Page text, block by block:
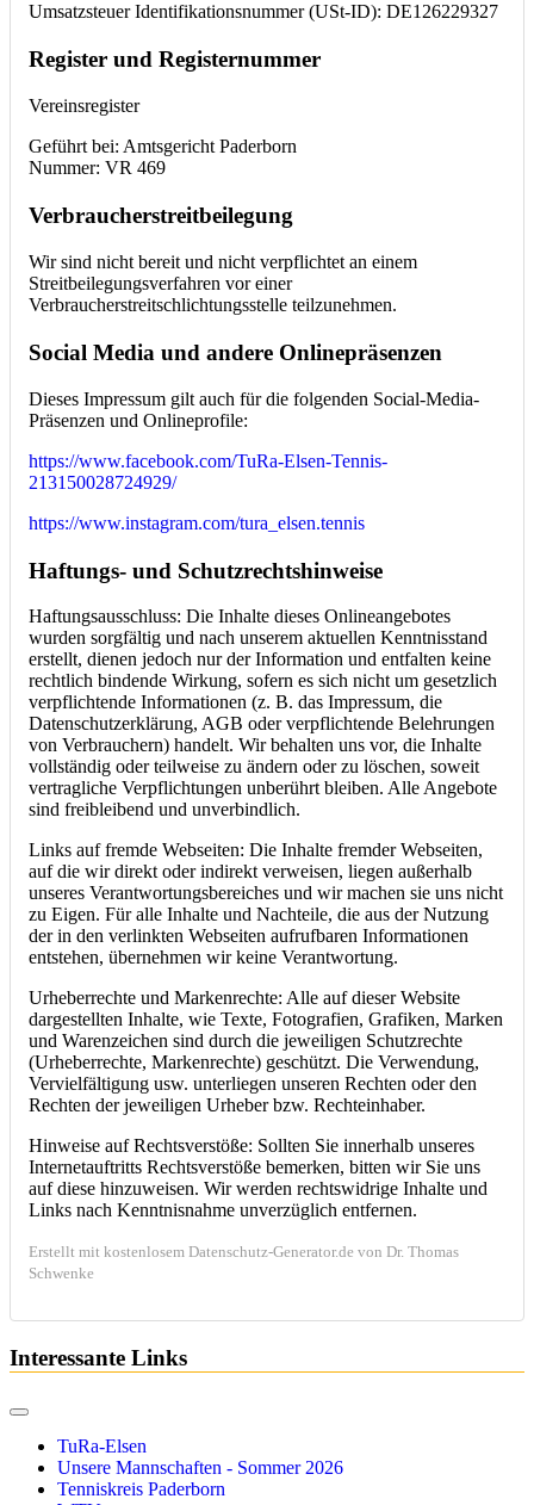
Umsatzsteuer Identifikationsnummer (USt-ID): DE126229327
Register und Registernummer
Vereinsregister
Geführt bei: Amtsgericht Paderborn
Nummer: VR 469
Verbraucherstreitbeilegung
Wir sind nicht bereit und nicht verpflichtet an einem
Streitbeilegungsverfahren vor einer
Verbraucherstreitschlichtungsstelle teilzunehmen.
Social Media und andere Onlinepräsenzen
Dieses Impressum gilt auch für die folgenden Social-Media-
Präsenzen und Onlineprofile:
https://www.facebook.com/TuRa-Elsen-Tennis-
213150028724929/
https://www.instagram.com/tura_elsen.tennis
Haftungs- und Schutzrechtshinweise
Haftungsausschluss: Die Inhalte dieses Onlineangebotes
wurden sorgfältig und nach unserem aktuellen Kenntnisstand
erstellt, dienen jedoch nur der Information und entfalten keine
rechtlich bindende Wirkung, sofern es sich nicht um gesetzlich
verpflichtende Informationen (z. B. das Impressum, die
Datenschutzerklärung, AGB oder verpflichtende Belehrungen
von Verbrauchern) handelt. Wir behalten uns vor, die Inhalte
vollständig oder teilweise zu ändern oder zu löschen, soweit
vertragliche Verpflichtungen unberührt bleiben. Alle Angebote
sind freibleibend und unverbindlich.
Links auf fremde Webseiten: Die Inhalte fremder Webseiten,
auf die wir direkt oder indirekt verweisen, liegen außerhalb
unseres Verantwortungsbereiches und wir machen sie uns nicht
zu Eigen. Für alle Inhalte und Nachteile, die aus der Nutzung
der in den verlinkten Webseiten aufrufbaren Informationen
entstehen, übernehmen wir keine Verantwortung.
Urheberrechte und Markenrechte: Alle auf dieser Website
dargestellten Inhalte, wie Texte, Fotografien, Grafiken, Marken
und Warenzeichen sind durch die jeweiligen Schutzrechte
(Urheberrechte, Markenrechte) geschützt. Die Verwendung,
Vervielfältigung usw. unterliegen unseren Rechten oder den
Rechten der jeweiligen Urheber bzw. Rechteinhaber.
Hinweise auf Rechtsverstöße: Sollten Sie innerhalb unseres
Internetauftritts Rechtsverstöße bemerken, bitten wir Sie uns
auf diese hinzuweisen. Wir werden rechtswidrige Inhalte und
Links nach Kenntnisnahme unverzüglich entfernen.
Erstellt mit kostenlosem Datenschutz-Generator.de von Dr. Thomas
Schwenke
Interessante Links
TuRa-Elsen
Unsere Mannschaften - Sommer 2026
Tenniskreis Paderborn